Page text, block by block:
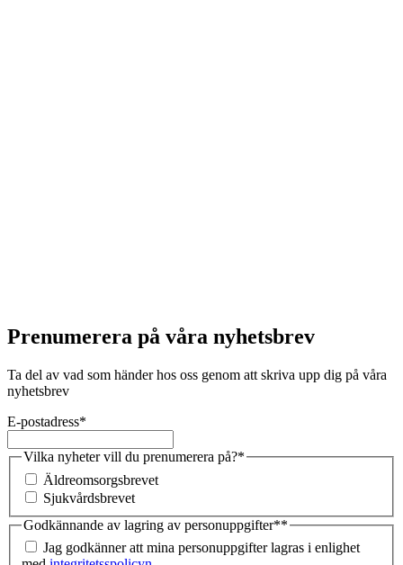
Prenumerera på våra nyhetsbrev
Ta del av vad som händer hos oss genom att skriva upp dig på våra
nyhetsbrev
E-postadress*
Vilka nyheter vill du prenumerera på?*
Äldreomsorgsbrevet
Sjukvårdsbrevet
Godkännande av lagring av personuppgifter**
Jag godkänner att mina personuppgifter lagras i enlighet